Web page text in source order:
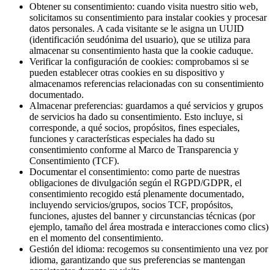
Obtener su consentimiento: cuando visita nuestro sitio web,
solicitamos su consentimiento para instalar cookies y procesar
datos personales. A cada visitante se le asigna un UUID
(identificación seudónima del usuario), que se utiliza para
almacenar su consentimiento hasta que la cookie caduque.
Verificar la configuración de cookies: comprobamos si se
pueden establecer otras cookies en su dispositivo y
almacenamos referencias relacionadas con su consentimiento
documentado.
Almacenar preferencias: guardamos a qué servicios y grupos
de servicios ha dado su consentimiento. Esto incluye, si
corresponde, a qué socios, propósitos, fines especiales,
funciones y características especiales ha dado su
consentimiento conforme al Marco de Transparencia y
Consentimiento (TCF).
Documentar el consentimiento: como parte de nuestras
obligaciones de divulgación según el RGPD/GDPR, el
consentimiento recogido está plenamente documentado,
incluyendo servicios/grupos, socios TCF, propósitos,
funciones, ajustes del banner y circunstancias técnicas (por
ejemplo, tamaño del área mostrada e interacciones como clics)
en el momento del consentimiento.
Gestión del idioma: recogemos su consentimiento una vez por
idioma, garantizando que sus preferencias se mantengan